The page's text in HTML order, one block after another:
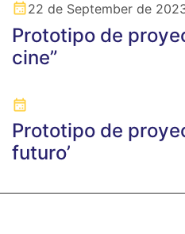
22 de September de
Prototipo de
cine”
Prototipo de
futuro’